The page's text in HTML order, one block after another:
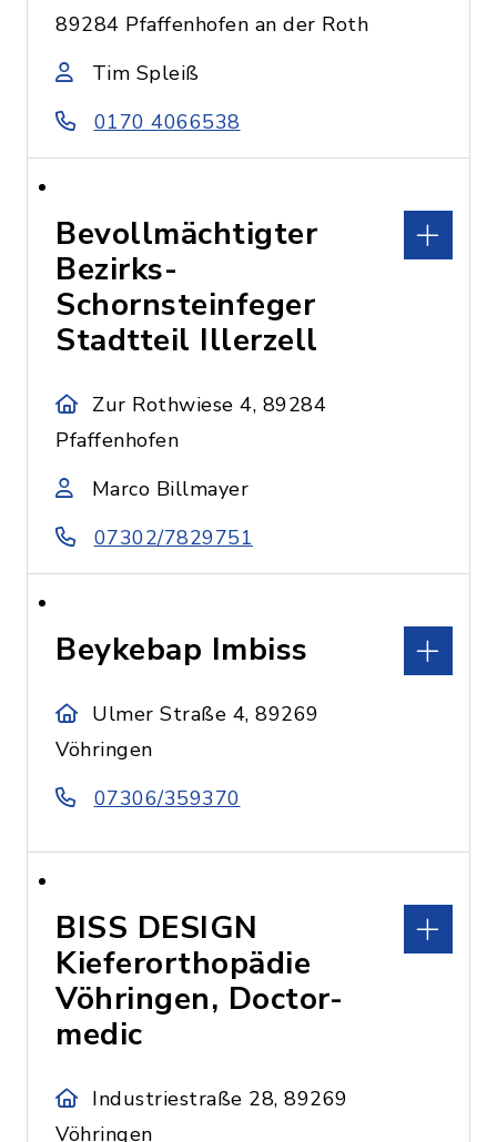
89284 Pfaffenhofen an der Roth
Tim Spleiß
0170 4066538
Bevollmächtigter
Bezirks-
Schornsteinfeger
Stadtteil Illerzell
Zur Rothwiese 4, 89284
Pfaffenhofen
Marco Billmayer
07302/7829751
Beykebap Imbiss
Ulmer Straße 4, 89269
Vöhringen
07306/359370
BISS DESIGN
Kieferorthopädie
Vöhringen, Doctor-
medic
Industriestraße 28, 89269
Vöhringen